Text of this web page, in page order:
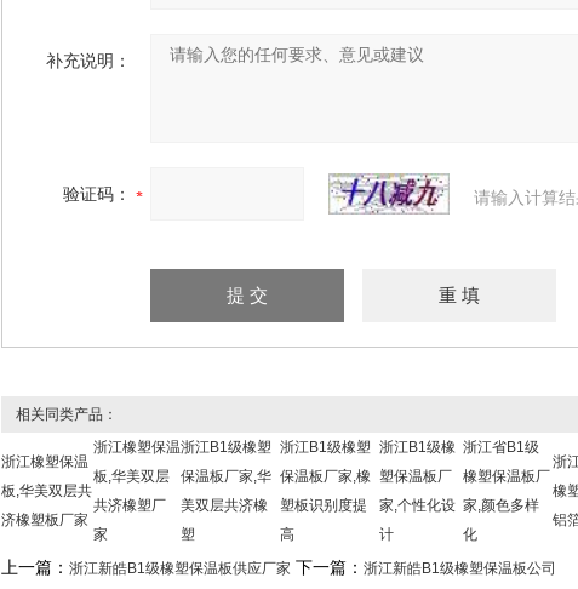
补充说明：
验证码： 请输入计算
相关同类产品：
浙江橡塑保温
板,华美双层共
济橡塑板厂家
浙江橡塑保温
板,华美双层
共济橡塑厂
家
浙江B1级橡塑
保温板厂家,华
美双层共济橡
塑
浙江B1级橡塑
保温板厂家,橡
塑板识别度提
高
浙江B1级橡
塑保温板厂
家,个性化设
计
浙江省B1级
橡塑保温板厂
家,颜色多样
化
浙
橡
铝
上一篇： 浙江新皓B1级橡塑保温板供应厂家 下一篇： 浙江新皓B1级橡塑保温板公司